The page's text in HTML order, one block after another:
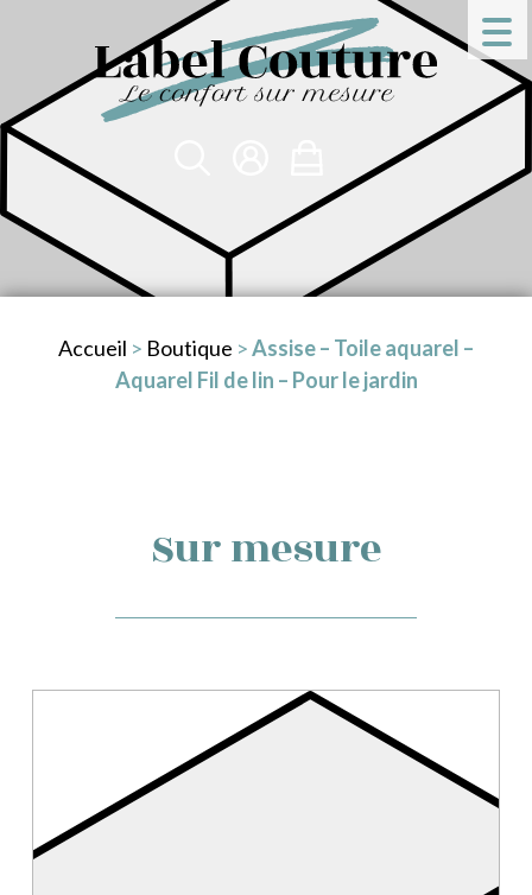
Accueil > Boutique >Assise – Toile aquarel –
Aquarel Fil de lin – Pour le jardin
Sur mesure